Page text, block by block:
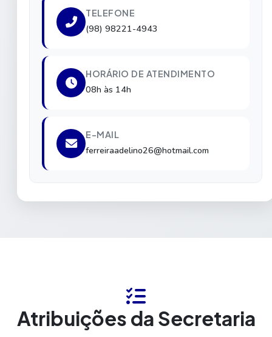
TELEFONE
(98) 98221-4943
HORÁRIO DE ATENDIMENTO
08h às 14h
E-MAIL
ferreiraadelino26@hotmail.com
Atribuições da Secretaria